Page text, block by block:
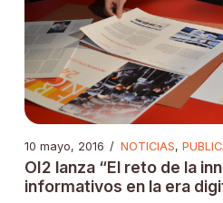
10 mayo, 2016 / NOTICIAS,
OI2 lanza “El reto de la
informativos en la era